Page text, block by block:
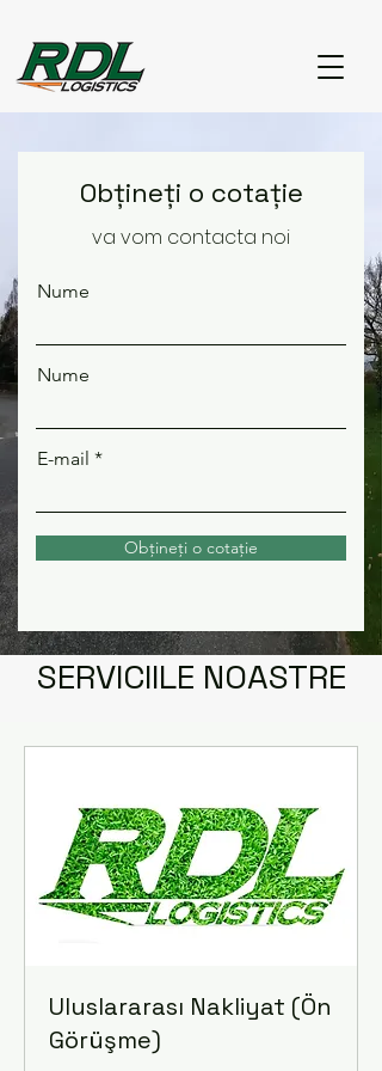
Obțineți o cotație
va vom contacta noi
Nume
Nume
E-mail
Obțineți o cotație
SERVICIILE NOASTRE
Uluslararası Nakliyat (Ön
Görüşme)